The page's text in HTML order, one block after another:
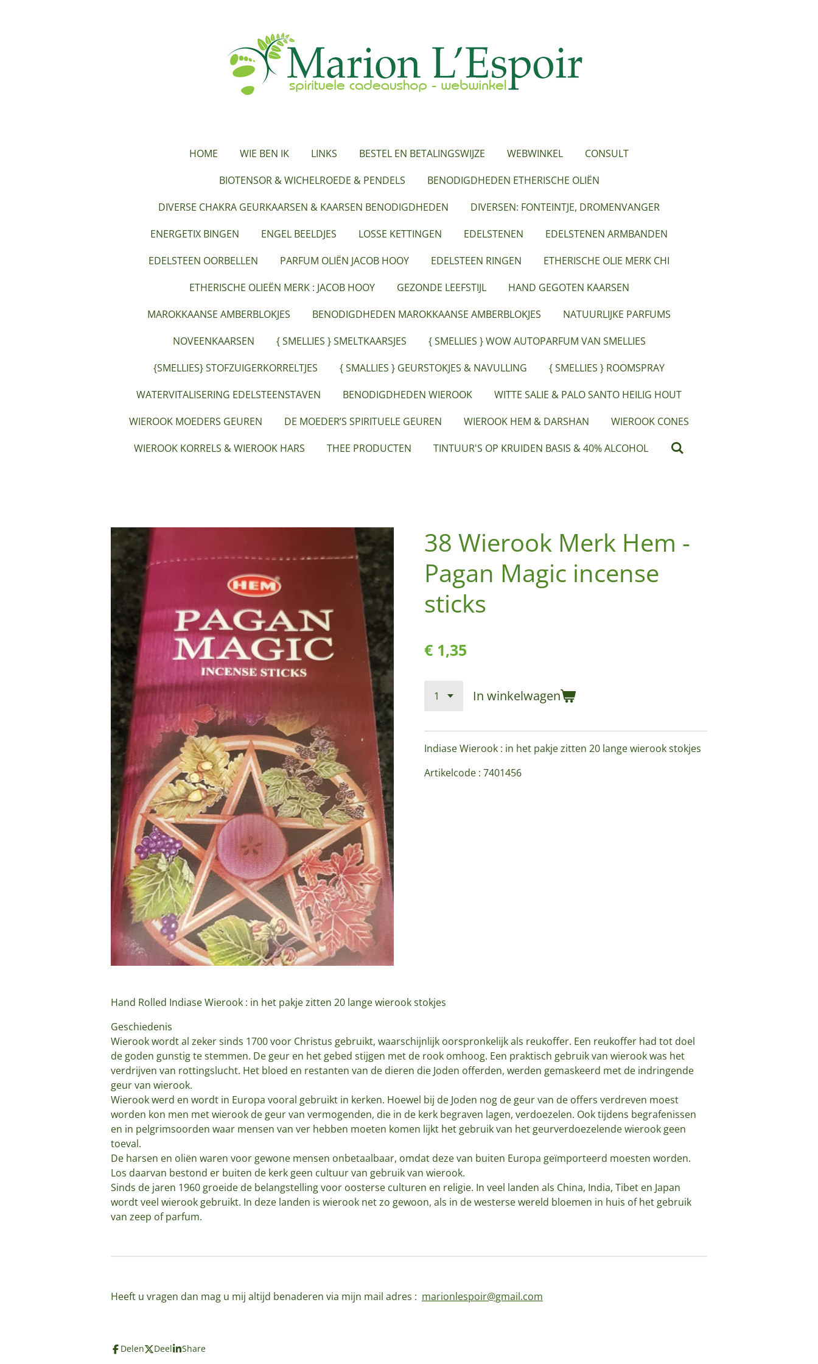
HOME WIE BEN IK LINKS BESTEL EN BETALINGSWIJZE WEBWINKEL
CONSULT
BIOTENSOR & WICHELROEDE & PENDELS
BENODIGDHEDEN ETHERISCHE OLIËN
DIVERSE CHAKRA GEURKAARSEN & KAARSEN BENODIGDHEDEN
DIVERSEN: FONTEINTJE, DROMENVANGER
ENERGETIX BINGEN
ENGEL BEELDJES LOSSE KETTINGEN EDELSTENEN
EDELSTENEN ARMBANDEN
EDELSTEEN OORBELLEN
PARFUM OLIËN JACOB HOOY EDELSTEEN RINGEN
ETHERISCHE OLIE MERK CHI
ETHERISCHE OLIEËN MERK : JACOB HOOY
GEZONDE LEEFSTIJL
HAND GEGOTEN KAARSEN
MAROKKAANSE AMBERBLOKJES
BENODIGDHEDEN MAROKKAANSE AMBERBLOKJES
NATUURLIJKE PARFUMS
NOVEENKAARSEN
{ SMELLIES } SMELTKAARSJES
{ SMELLIES } WOW AUTOPARFUM VAN SMELLIES
{SMELLIES} STOFZUIGERKORRELTJES
{ SMALLIES } GEURSTOKJES & NAVULLING
{ SMELLIES } ROOMSPRAY
WATERVITALISERING EDELSTEENSTAVEN
BENODIGDHEDEN WIEROOK
WITTE SALIE & PALO SANTO HEILIG HOUT
WIEROOK MOEDERS GEUREN
DE MOEDER’S SPIRITUELE GEUREN WIEROOK HEM & DARSHAN
WIEROOK CONES
WIEROOK KORRELS & WIEROOK HARS
THEE PRODUCTEN TINTUUR'S OP KRUIDEN BASIS & 40% ALCOHOL
38 Wierook Merk Hem -
Pagan Magic incense
sticks
€ 1,35
In winkelwagen
Indiase Wierook : in het pakje zitten 20 lange wierook stokjes
Artikelcode : 7401456
Hand Rolled Indiase Wierook : in het pakje zitten 20 lange wierook stokjes
Geschiedenis
Wierook wordt al zeker sinds 1700 voor Christus gebruikt, waarschijnlijk oorspronkelijk als reukoffer. Een reukoffer had tot doel
de goden gunstig te stemmen. De geur en het gebed stijgen met de rook omhoog. Een praktisch gebruik van wierook was het
verdrijven van rottingslucht. Het bloed en restanten van de dieren die Joden offerden, werden gemaskeerd met de indringende
geur van wierook.
Wierook werd en wordt in Europa vooral gebruikt in kerken. Hoewel bij de Joden nog de geur van de offers verdreven moest
worden kon men met wierook de geur van vermogenden, die in de kerk begraven lagen, verdoezelen. Ook tijdens begrafenissen
en in pelgrimsoorden waar mensen van ver hebben moeten komen lijkt het gebruik van het geurverdoezelende wierook geen
toeval.
De harsen en oliën waren voor gewone mensen onbetaalbaar, omdat deze van buiten Europa geïmporteerd moesten worden.
Los daarvan bestond er buiten de kerk geen cultuur van gebruik van wierook.
Sinds de jaren 1960 groeide de belangstelling voor oosterse culturen en religie. In veel landen als China, India, Tibet en Japan
wordt veel wierook gebruikt. In deze landen is wierook net zo gewoon, als in de westerse wereld bloemen in huis of het gebruik
van zeep of parfum.
Heeft u vragen dan mag u mij altijd benaderen via mijn mail adres : marionlespoir@gmail.com
Delen Deel Share